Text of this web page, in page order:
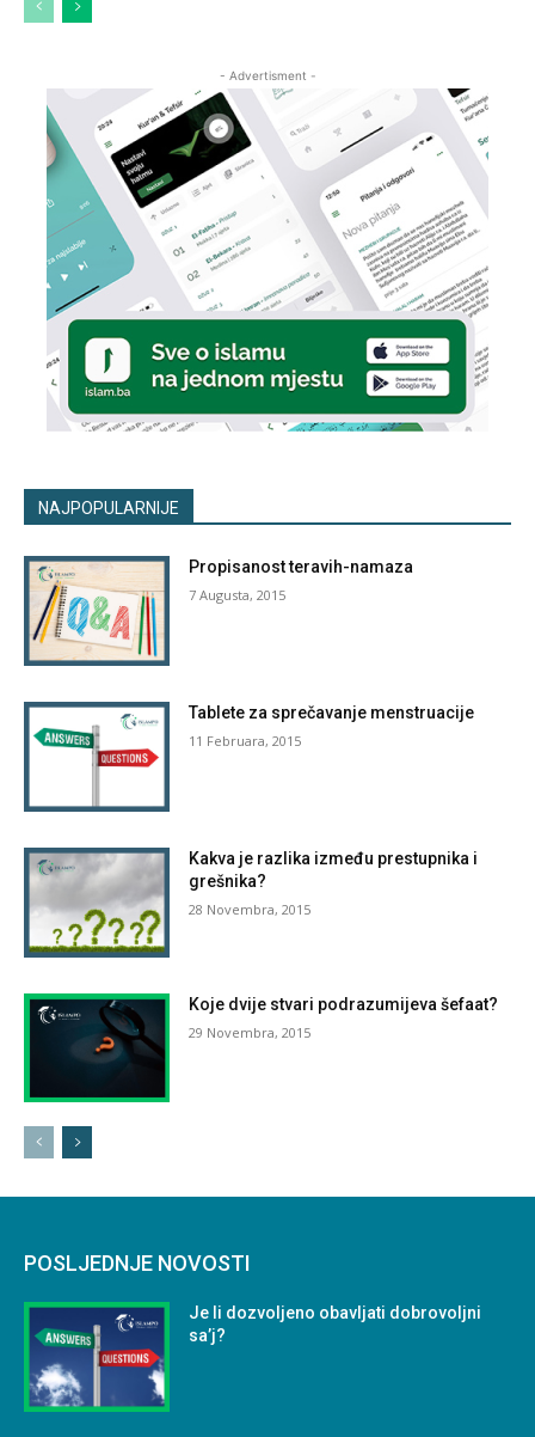
- Advertisment -
NAJPOPULARNIJE
Propisanost teravih-namaza
7 Augusta, 2015
Tablete za sprečavanje menstruacije
11 Februara, 2015
Kakva je razlika između prestupnika i
grešnika?
28 Novembra, 2015
Koje dvije stvari podrazumijeva šefaat?
29 Novembra, 2015
POSLJEDNJE NOVOSTI
Je li dozvoljeno obavljati dobrovoljni
sa’j?